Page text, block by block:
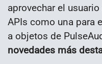
aprovechar el
APIs como una para
a objetos de
novedades más